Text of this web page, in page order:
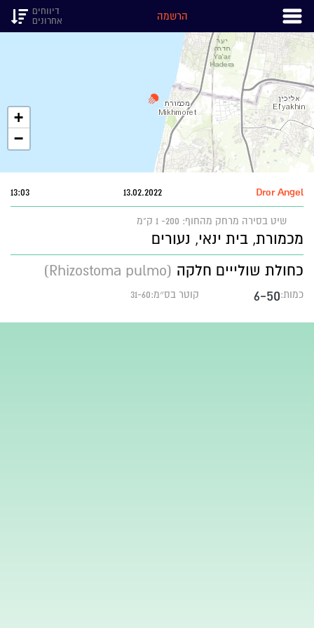
הרשמה
דיווחים
אחרונים
+
−
Dror Angel
13.02.2022
13:03
שיט בסירה מרחק מהחוף: 200- 1 ק"מ
מכמורת, בית ינאי, נעורים
כחולת שולייים חלקה (Rhizostoma pulmo)
כמות:6-50 קוטר בס״מ:31-60